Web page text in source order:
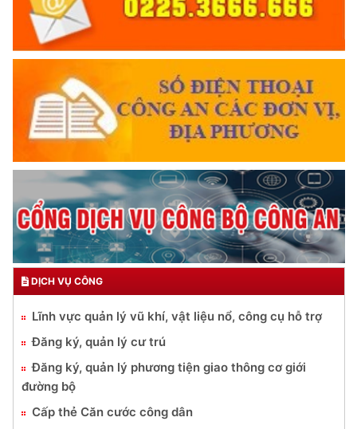
DỊCH VỤ CÔNG
Lĩnh vực quản lý vũ khí, vật liệu nổ, công cụ hỗ trợ
Đăng ký, quản lý cư trú
Đăng ký, quản lý phương tiện giao thông cơ giới
đường bộ
Cấp thẻ Căn cước công dân